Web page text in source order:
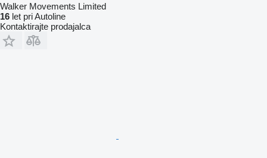
Walker Movements Limited
16 let pri Autoline
Kontaktirajte prodajalca